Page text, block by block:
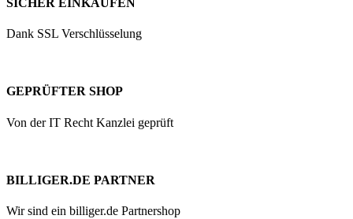
SICHER EINKAUFEN
Dank SSL Verschlüsselung
GEPRÜFTER SHOP
Von der IT Recht Kanzlei geprüft
BILLIGER.DE PARTNER
Wir sind ein billiger.de Partnershop